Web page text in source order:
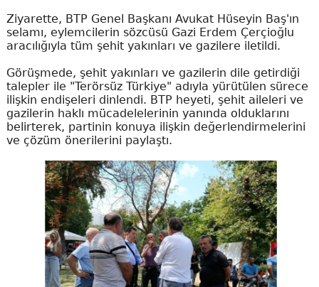
Ziyarette, BTP Genel Başkanı Avukat Hüseyin Baş'ın
selamı, eylemcilerin sözcüsü Gazi Erdem Çerçioğlu
aracılığıyla tüm şehit yakınları ve gazilere iletildi.
Görüşmede, şehit yakınları ve gazilerin dile getirdiği
talepler ile "Terörsüz Türkiye" adıyla yürütülen sürece
ilişkin endişeleri dinlendi. BTP heyeti, şehit aileleri ve
gazilerin haklı mücadelelerinin yanında olduklarını
belirterek, partinin konuya ilişkin değerlendirmelerini
ve çözüm önerilerini paylaştı.